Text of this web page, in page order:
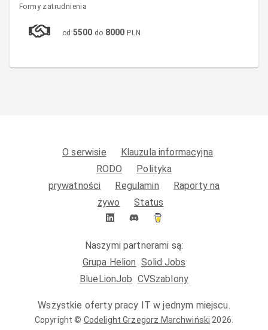
Formy zatrudnienia
od 5500 do 8000 PLN
O serwisie
Klauzula informacyjna
RODO
Polityka
prywatności
Regulamin
Raporty na
żywo
Status
Naszymi partnerami są:
Grupa Helion Solid.Jobs
BlueLionJob CVSzablony
Wszystkie oferty pracy IT w jednym miejscu.
Copyright © Codelight Grzegorz Marchwiński 2026